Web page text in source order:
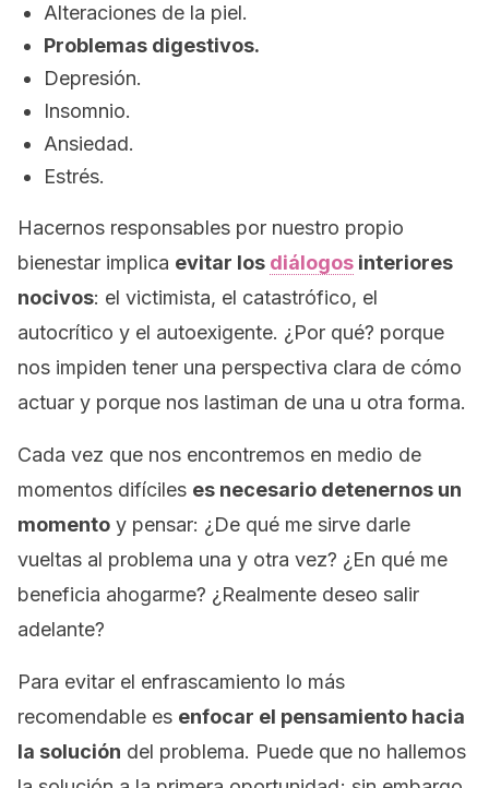
Alteraciones de la piel.
Problemas digestivos.
Depresión.
Insomnio.
Ansiedad.
Estrés.
Hacernos responsables por nuestro propio
bienestar implica evitar los diálogos interiores
nocivos: el victimista, el catastrófico, el
autocrítico y el autoexigente. ¿Por qué? porque
nos impiden tener una perspectiva clara de cómo
actuar y porque nos lastiman de una u otra forma.
Cada vez que nos encontremos en medio de
momentos difíciles es necesario detenernos un
momento y pensar: ¿De qué me sirve darle
vueltas al problema una y otra vez? ¿En qué me
beneficia ahogarme? ¿Realmente deseo salir
adelante?
Para evitar el enfrascamiento lo más
recomendable es enfocar el pensamiento hacia
la solución del problema. Puede que no hallemos